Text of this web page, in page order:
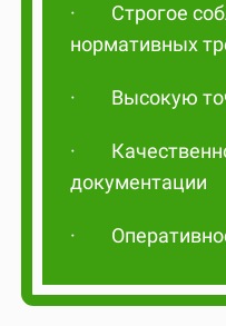
·
Строгое
нормативных
· Высокую
·
документации
·